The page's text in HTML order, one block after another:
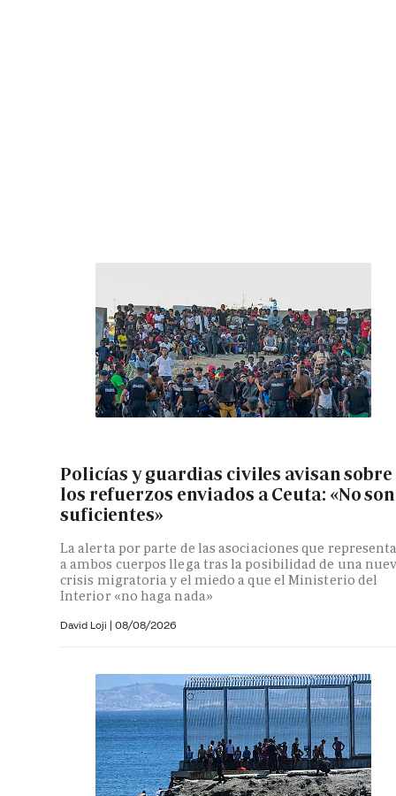
Policías y guardias civiles avisan sobre
los refuerzos enviados a Ceuta: «No son
suficientes»
La alerta por parte de las asociaciones que
a ambos cuerpos llega tras la posibilidad de una
crisis migratoria y el miedo a que el Ministerio del
Interior «no haga nada»
David Loji | 08/08/2026